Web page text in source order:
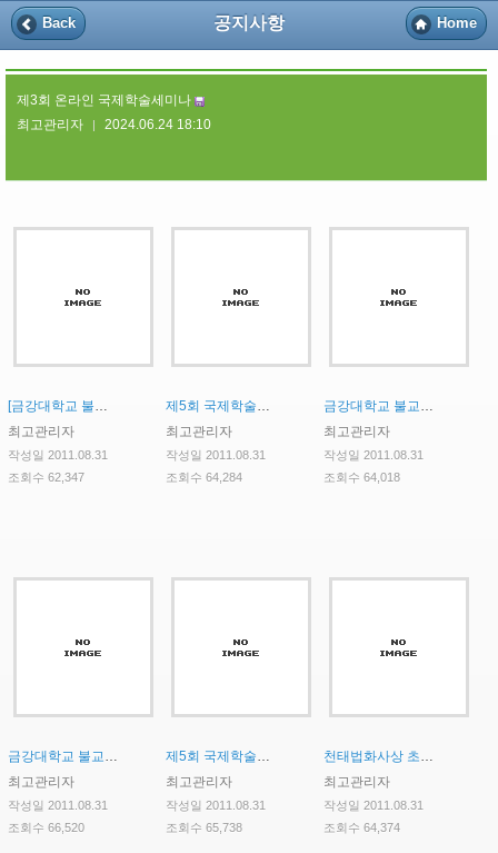
Back 공지사항 Home
제3회 온라인 국제학술세미나
최고관리자
2024.06.24 18:10
[금강대학교 불교문화연구소 Fellowship 연구원 신규 채용 공고]
최고관리자
작성일 2011.08.31
조회수 62,347
제5회 국제학술대회 안내
최고관리자
작성일 2011.08.31
조회수 64,284
금강대학교 불교문화연구소 인문한국(HK)사업 HK연구교수(내국인) 초빙 공고
최고관리자
작성일 2011.08.31
조회수 64,018
금강대학교 불교문화연구소 인문한국(HK)사업 HK연구교수(외국인) 초빙 공고
최고관리자
작성일 2011.08.31
조회수 66,520
제5회 국제학술대회 안내
최고관리자
작성일 2011.08.31
조회수 65,738
천태법화사상 초청강연 및 발표회
최고관리자
작성일 2011.08.31
조회수 64,374